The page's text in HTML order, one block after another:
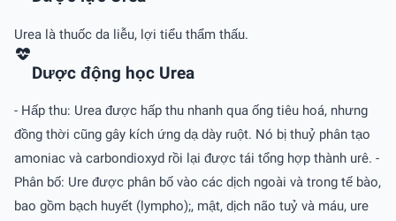
Urea là thuốc da liễu, lợi tiểu thẩm thấu.
Dược động học Urea
- Hấp thu: Urea được hấp thu nhanh qua ống tiêu hoá, nhưng
đồng thời cũng gây kích ứng dạ dày ruột. Nó bị thuỷ phân tạo
amoniac và carbondioxyd rồi lại được tái tổng hợp thành urê. -
Phân bố: Ure được phân bố vào các dịch ngoài và trong tế bào,
bao gồm bạch huyết (lympho);, mật, dịch não tuỷ và máu, ure